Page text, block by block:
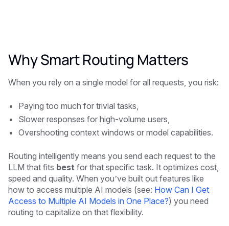
Why Smart Routing Matters
When you rely on a single model for all requests, you risk:
Paying too much for trivial tasks,
Slower responses for high-volume users,
Overshooting context windows or model capabilities.
Routing intelligently means you send each request to the
LLM that fits best for that specific task. It optimizes cost,
speed and quality. When you’ve built out features like
how to access multiple AI models (see: How Can I Get
Access to Multiple AI Models in One Place?) you need
routing to capitalize on that flexibility.